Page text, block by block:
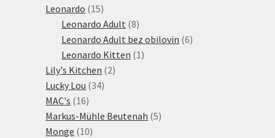
Leonardo 1515
produktů
Leonardo Adult 88
produktů
Leonardo Adult bez obilovin 66
Leonardo Kitten 1 1
Lily's Kitchen 22
Lucky Lou 3434
MAC's 1616
produktů
Markus-Mühle Beutenah 55
Monge 1010